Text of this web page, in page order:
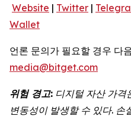
Website | Twitter |
Wallet
언론 문의가 필요할 경우 다
media@bitget.com
위험 경고: 디지털 자산 가격
변동성이 발생할 수 있다. 손